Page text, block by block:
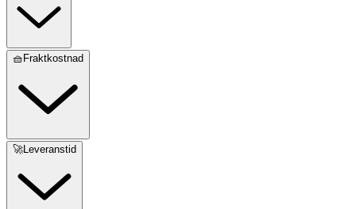
🧺Fraktkostnad
🚀Leveranstid